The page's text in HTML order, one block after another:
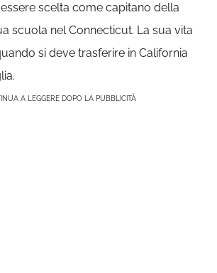
scelta come capitano della
scuola nel Connecticut. La sua vita
si deve trasferire in California
A LEGGERE DOPO LA PUBBLICITÀ